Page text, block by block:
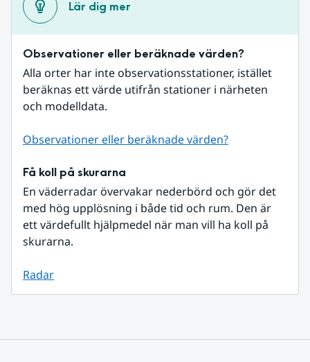
Lär dig mer
Observationer eller beräknade värden?
Alla orter har inte observationsstationer, istället
beräknas ett värde utifrån stationer i närheten
och modelldata.
Observationer eller beräknade värden?
Få koll på skurarna
En väderradar övervakar nederbörd och gör det
med hög upplösning i både tid och rum. Den är
ett värdefullt hjälpmedel när man vill ha koll på
skurarna.
Radar